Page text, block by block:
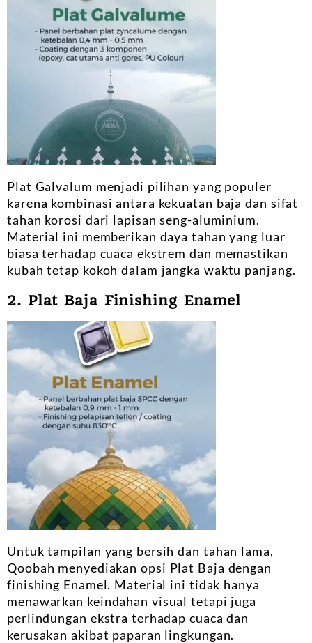
Plat Galvalum menjadi pilihan yang populer
karena kombinasi antara kekuatan baja dan sifat
tahan korosi dari lapisan seng-aluminium.
Material ini memberikan daya tahan yang luar
biasa terhadap cuaca ekstrem dan memastikan
kubah tetap kokoh dalam jangka waktu panjang.
2. Plat Baja Finishing Enamel
Untuk tampilan yang bersih dan tahan lama,
Qoobah menyediakan opsi Plat Baja dengan
finishing Enamel. Material ini tidak hanya
menawarkan keindahan visual tetapi juga
perlindungan ekstra terhadap cuaca dan
kerusakan akibat paparan lingkungan.